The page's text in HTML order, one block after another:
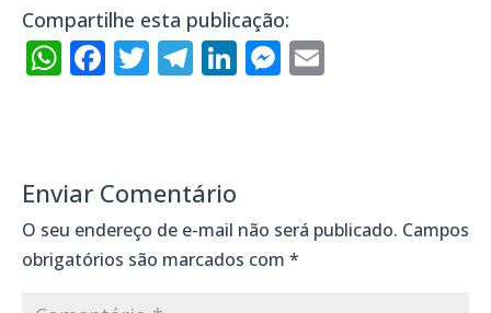
Compartilhe esta publicação:
WhatsApp
Facebook
Twitter
Telegram
LinkedIn
Messenger
Enviar Comentário
O seu endereço de e-mail não será publicado. Campos
obrigatórios são marcados com *